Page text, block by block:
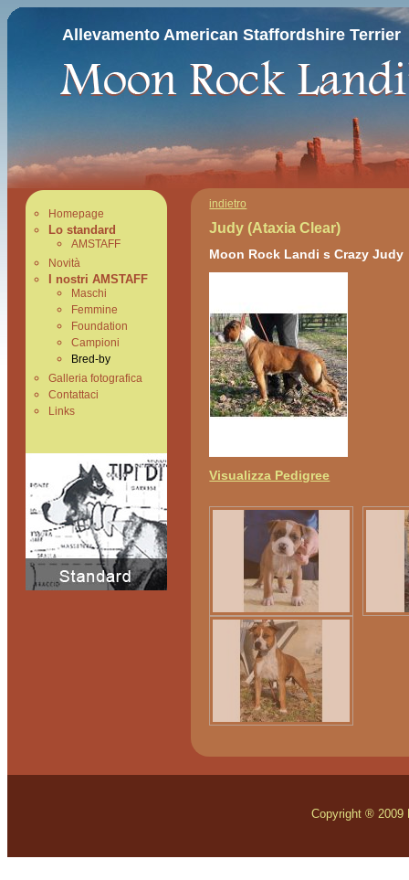
Allevamento American Staffordshire Terrier
Homepage
Lo standard
AMSTAFF
Novità
I nostri AMSTAFF
Maschi
Femmine
Foundation
Campioni
Bred-by
Galleria fotografica
Contattaci
Links
indietro
Judy (Ataxia Clear)
Moon Rock Landi s Crazy Judy
Visualizza Pedigree
Copyright ® 2009